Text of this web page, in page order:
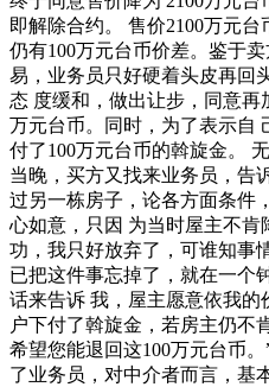
即解除合约。 售价2100万元台
仍有100万元台币价差。鉴于
易，业务员只好硬着头皮再回
态 度缓和，做出让步，同意再
万元台币。同时，为了表示自
付了100万元台币的斡旋金。
当晚，买方又找来业务员，告
过另一栋房子，论各方面条件
心如意，只因 为当时屋主不
功，我只好放弃了，可谁知事
已把这件事忘掉了，就在一个
话来告诉 我，屋主愿意依我的
户下付了斡旋金，若房主仍不
希望您能退回这100万元台币
了业务员，对中介者而言，基